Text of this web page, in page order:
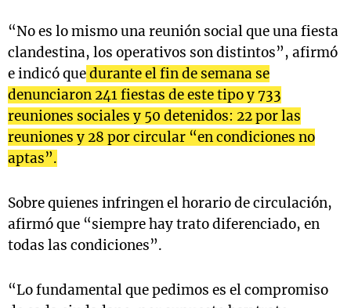
“No es lo mismo una reunión social que una fiesta
clandestina, los operativos son distintos”, afirmó
e indicó quedurante el fin de semana se
denunciaron 241 fiestas de este tipo y 733
reuniones sociales y 50 detenidos: 22 por las
reuniones y 28 por circular “en condiciones no
aptas”.
Sobre quienes infringen el horario de circulación,
afirmó que “siempre hay trato diferenciado, en
todas las condiciones”.
“Lo fundamental que pedimos es el compromiso